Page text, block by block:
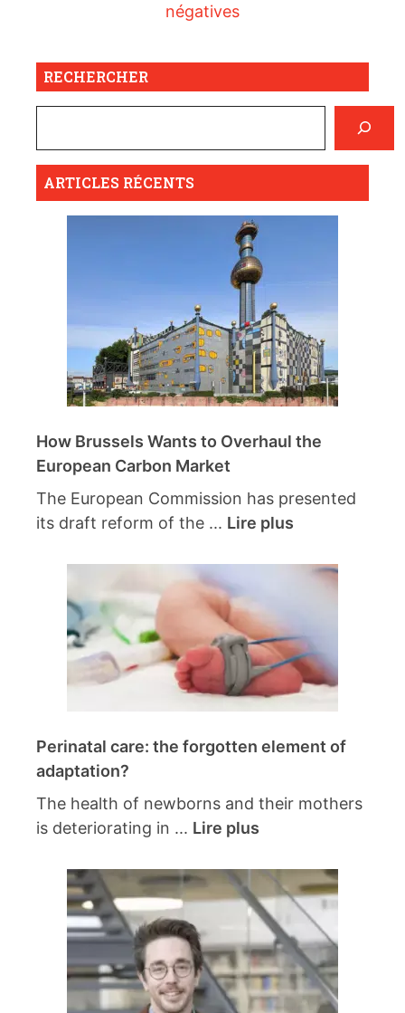
négatives
RECHERCHER
ARTICLES RÉCENTS
How Brussels Wants to Overhaul the
European Carbon Market
The European Commission has presented
its draft reform of the ... Lire plus
Perinatal care: the forgotten element of
adaptation?
The health of newborns and their mothers
is deteriorating in ... Lire plus